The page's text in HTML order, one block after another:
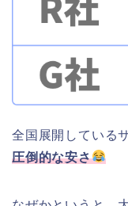
全国展開している
圧倒的な安さ